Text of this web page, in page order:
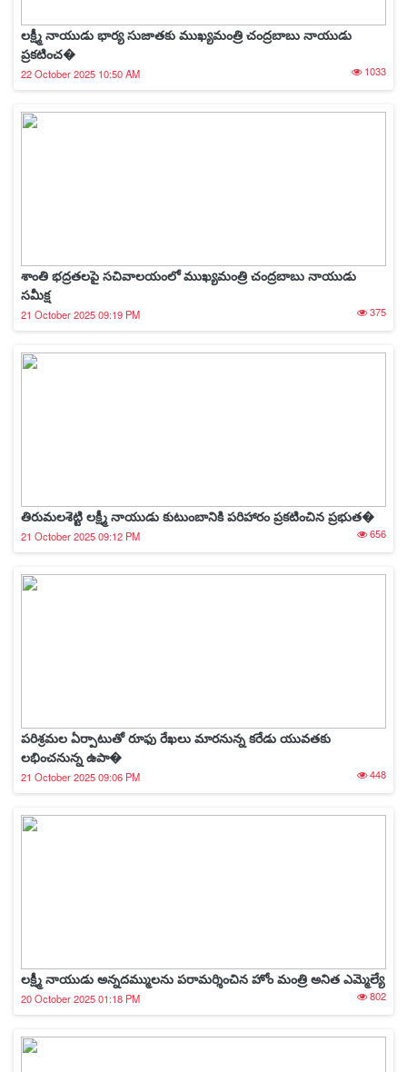
లక్ష్మీ నాయుడు భార్య సుజాతకు ముఖ్యమంత్రి చంద్రబాబు నాయుడు
ప్రకటించ�
22 October 2025 10:50 AM 1033
శాంతి భద్రతలపై సచివాలయంలో ముఖ్యమంత్రి చంద్రబాబు నాయుడు
సమీక్ష
21 October 2025 09:19 PM 375
తిరుమలశెట్టి లక్ష్మీ నాయుడు కుటుంబానికి పరిహారం ప్రకటించిన ప్రభుత�
21 October 2025 09:12 PM 656
పరిశ్రమల ఏర్పాటుతో రూఫు రేఖలు మారనున్న కరేడు యువతకు
లభించనున్న ఉపా�
21 October 2025 09:06 PM 448
లక్ష్మీ నాయుడు అన్నదమ్ములను పరామర్శించిన హోం మంత్రి అనిత ఎమ్మెల్యే
20 October 2025 01:18 PM 802